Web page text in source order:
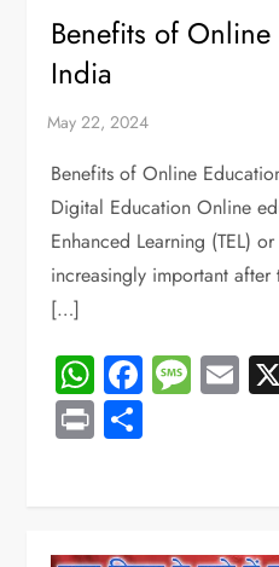
Benefits of
India
Benefits of Online
Digital Education Online
Enhanced Learning (TEL)
increasingly important
[…]
WhatsApp
Print